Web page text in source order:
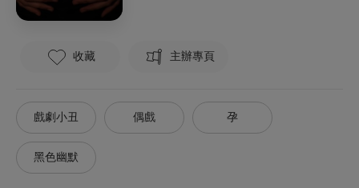
收藏 主辦專頁
戲劇小丑 偶戲 孕
黑色幽默